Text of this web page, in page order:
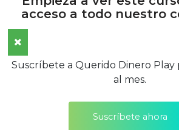
acceso a todo nuestro
Suscríbete a Querido Dinero Play
al mes.
Suscríbete ahora
AVISO DE
TÉRMINOS Y